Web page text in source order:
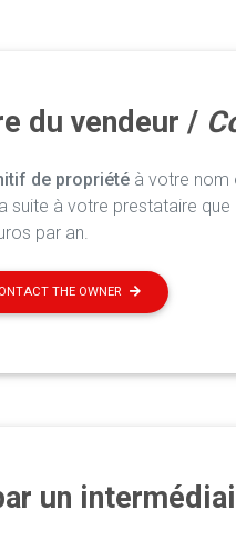
du vendeur /
de propriétéà votre nom
suite à votre prestataire
par an.
THE OWNER
un